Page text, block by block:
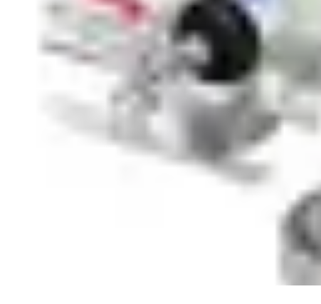
Système Irrigation
Maintenance Innovations en irrigationInstallation et Réglages
Système Irrigation